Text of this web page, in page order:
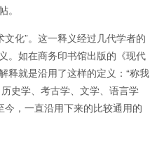
化”。这一释义经过几代学者的
。如在商务印书馆出版的《现代
释就是沿用了这样的定义：“称我
史学、考古学、文学、语言学
今，一直沿用下来的比较通用的